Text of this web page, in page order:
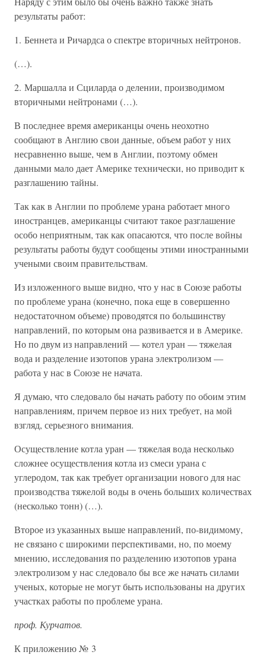
результаты работ:
1. Беннета и Ричардса о спектре вторичных нейтронов.
(…).
2. Маршалла и Сциларда о делении, производимом
вторичными нейтронами (…).
В последнее время американцы очень неохотно
сообщают в Англию свои данные, объем работ у них
несравненно выше, чем в Англии, поэтому обмен
данными мало дает Америке технически, но приводит к
разглашению тайны.
Так как в Англии по проблеме урана работает много
иностранцев, американцы считают такое разглашение
особо неприятным, так как опасаются, что после войны
результаты работы будут сообщены этими иностранными
учеными своим правительствам.
Из изложенного выше видно, что у нас в Союзе работы
по проблеме урана (конечно, пока еще в совершенно
недостаточном объеме) проводятся по большинству
направлений, по которым она развивается и в Америке.
Но по двум из направлений — котел уран — тяжелая
вода и разделение изотопов урана электролизом —
работа у нас в Союзе не начата.
Я думаю, что следовало бы начать работу по обоим этим
направлениям, причем первое из них требует, на мой
взгляд, серьезного внимания.
Осуществление котла уран — тяжелая вода несколько
сложнее осуществления котла из смеси урана с
углеродом, так как требует организации нового для нас
производства тяжелой воды в очень больших количествах
(несколько тонн) (…).
Второе из указанных выше направлений, по-видимому,
не связано с широкими перспективами, но, по моему
мнению, исследования по разделению изотопов урана
электролизом у нас следовало бы все же начать силами
ученых, которые не могут быть использованы на других
участках работы по проблеме урана.
проф. Курчатов.
К приложению № 3